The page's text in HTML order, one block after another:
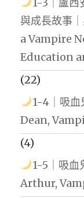
與成長故事
a Vampire
Education
(22)
1-4｜吸血
Dean,
(4)
1-5｜吸血
Arthur,